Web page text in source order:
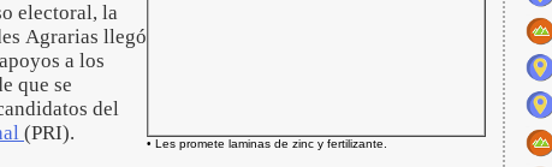
• Les promete laminas de zinc y fertilizante.
electoral, la
Agrarias llegó
a los
que se
del
(PRI).